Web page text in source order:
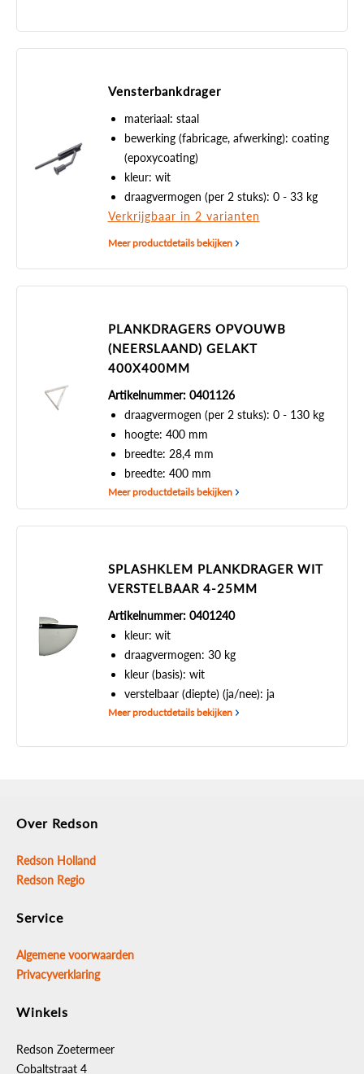
Vensterbankdrager
materiaal: staal
bewerking (fabricage, afwerking): coating
(epoxycoating)
kleur: wit
draagvermogen (per 2 stuks): 0 - 33 kg
Verkrijgbaar in 2 varianten
Meer productdetails bekijken
PLANKDRAGERS OPVOUWB
(NEERSLAAND) GELAKT
400X400MM
Artikelnummer: 0401126
draagvermogen (per 2 stuks): 0 - 130 kg
hoogte: 400 mm
breedte: 28,4 mm
breedte: 400 mm
Meer productdetails bekijken
SPLASHKLEM PLANKDRAGER WIT
VERSTELBAAR 4-25MM
Artikelnummer: 0401240
kleur: wit
draagvermogen: 30 kg
kleur (basis): wit
verstelbaar (diepte) (ja/nee): ja
Meer productdetails bekijken
Over Redson
Redson Holland
Redson Regio
Service
Algemene voorwaarden
Privacyverklaring
Winkels
Redson Zoetermeer
Cobaltstraat 4